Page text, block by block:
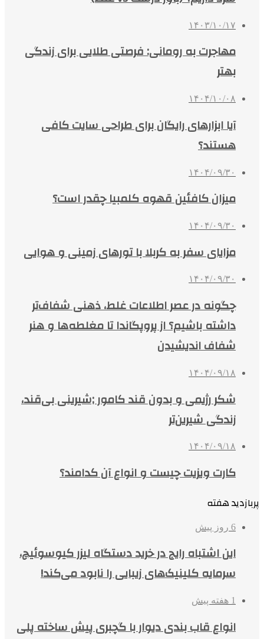
۱۴۰۳/۱۰/۱۷
مهاجرت به رومانی: فرصتی طلایی برای زندگی
بهتر
۱۴۰۴/۱۰/۰۸
آیا ابزارهای رایگان برای طراحی سایت کافی
هستند؟
۱۴۰۴/۰۹/۳۰
میزان کافئین قهوه کلمبیا چقدر است؟
۱۴۰۴/۰۹/۳۰
مزایای سفر به کربلا با تورهای زمینی و هوایی
۱۴۰۴/۰۹/۳۰
چگونه در عصر اطلاعات غلط، ذهنی شفاف‌تر
داشته باشیم؟ از پروپگاندا تا مغلطه‌ها و هنر
شفاف اندیشیدن
۱۴۰۴/۰۹/۱۸
شکر رژیمی و بدون قند کامور ;شیرینی بی‌قند،
زندگی شیرین‌تر
۱۴۰۴/۰۹/۱۸
کارت ویزیت چیست و انواع آن کدامند؟
پربازدید هفته
6 روز پیش
این اشتباه رایج در خرید دستگاه لیزر کیوسوئیچ،
سرمایه کلینیک‌های زیبایی را نابود می‌کند!
1 هفته پیش
انواع قاب بندی دیوار با گچبری پیش ساخته پلی